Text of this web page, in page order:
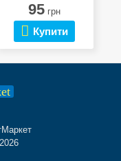
95грн
Купити